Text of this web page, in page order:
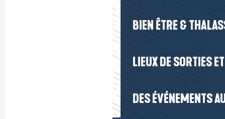
BIEN ÊTRE &
LIEUX DE SORTIES
DES ÉVÉNEMENTS